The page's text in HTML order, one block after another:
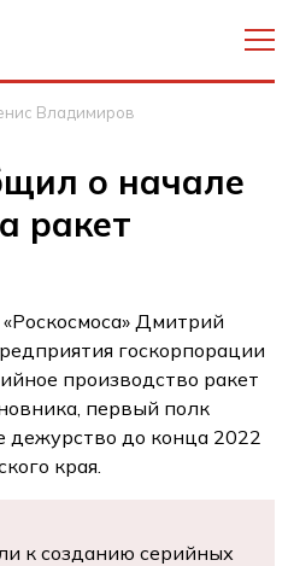
Владимиров
о начале
ракет
Дмитрий
госкорпорации
производство ракет
первый полк
дежурство до конца 2022
края.
к созданию серийных